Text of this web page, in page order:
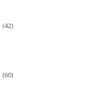
(42)
(60)